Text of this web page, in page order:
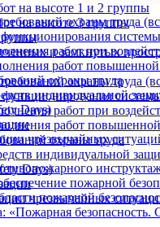
охраны труда
работ при
работ
охраны труда
индивидуальной
Days)
чрезвычайных
пожарной
пожарной
«Пожарная
на высоте 1 и 2 группы
на высоте 3 группы
и замкнутых
охраны труда
работ при
работ
охраны труда
индивидуальной
Days)
чрезвычайных